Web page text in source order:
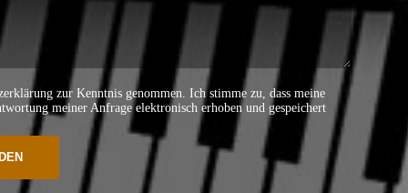
zur Kenntnis genommen. Ich stimme zu, dass meine
meiner Anfrage elektronisch erhoben und gespeichert